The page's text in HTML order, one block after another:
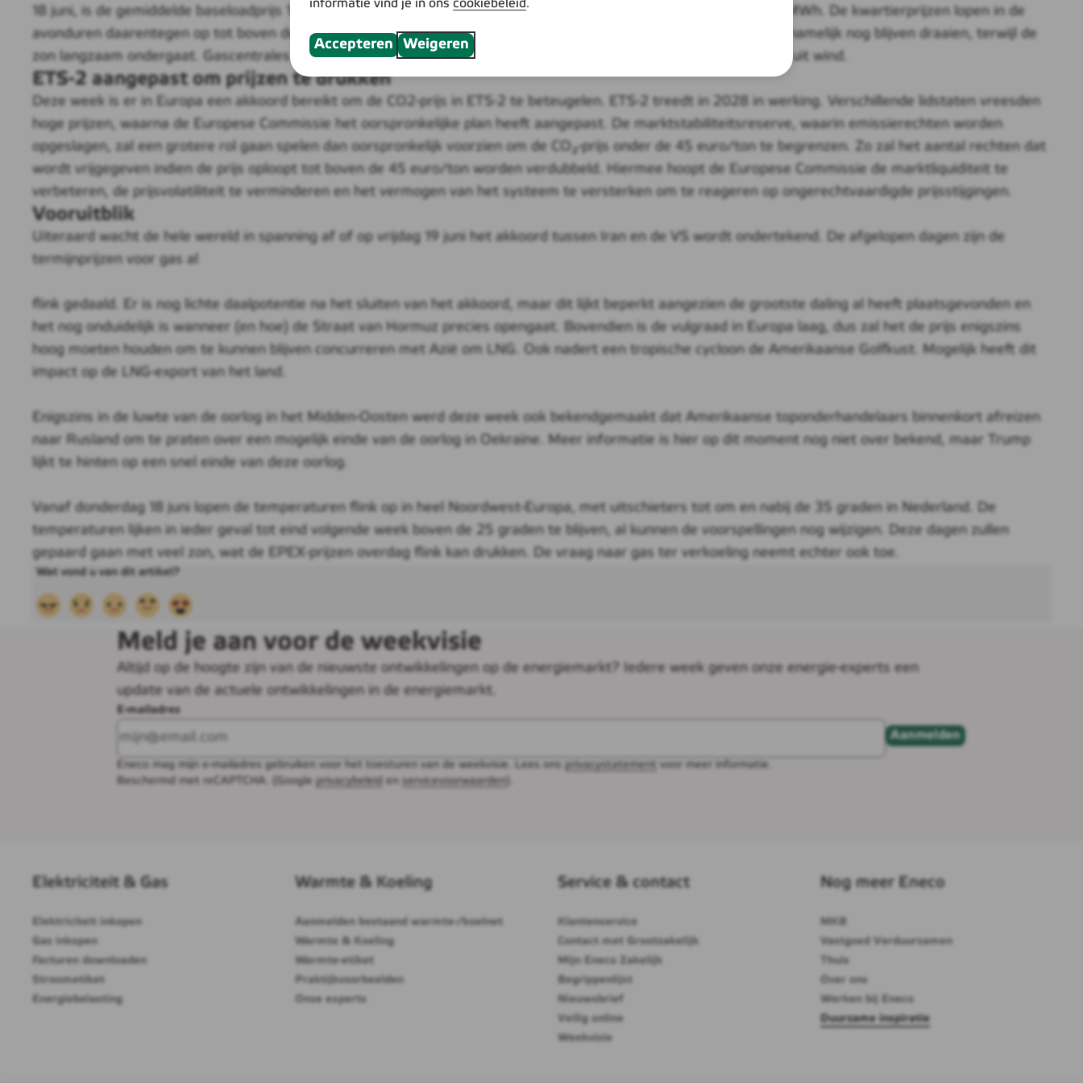
18 juni, is de gemiddelde baseloadprijs 143,63 euro/MWh. Overdag dalen de kwartierprijzen tot ongeveer 20 euro/MWh. De kwartierprijzen lopen in de
avonduren daarentegen op tot boven de 500 euro/MWh, als gevolg van de warmte. Airco’s zullen in de avonduren namelijk nog blijven draaien, terwijl de
zon langzaam ondergaat. Gascentrales zullen daarom moeten bijspringen. Tegelijkertijd is er vrijwel geen productie uit wind.
ETS-2 aangepast om prijzen te drukken
Deze week is er in Europa een akkoord bereikt om de CO2-prijs in ETS-2 te beteugelen. ETS-2 treedt in 2028 in werking. Verschillende lidstaten vreesden
hoge prijzen, waarna de Europese Commissie het oorspronkelijke plan heeft aangepast. De marktstabiliteitsreserve, waarin emissierechten worden
opgeslagen, zal een grotere rol gaan spelen dan oorspronkelijk voorzien om de CO₂-prijs onder de 45 euro/ton te begrenzen. Zo zal het aantal rechten dat
wordt vrijgegeven indien de prijs oploopt tot boven de 45 euro/ton worden verdubbeld. Hiermee hoopt de Europese Commissie de marktliquiditeit te
verbeteren, de prijsvolatiliteit te verminderen en het vermogen van het systeem te versterken om te reageren op ongerechtvaardigde prijsstijgingen.
Vooruitblik
Uiteraard wacht de hele wereld in spanning af of op vrijdag 19 juni het akkoord tussen Iran en de VS wordt ondertekend. De afgelopen dagen zijn de
termijnprijzen voor gas al
flink gedaald. Er is nog lichte daalpotentie na het sluiten van het akkoord, maar dit lijkt beperkt aangezien de grootste daling al heeft plaatsgevonden en
het nog onduidelijk is wanneer (en hoe) de Straat van Hormuz precies opengaat. Bovendien is de vulgraad in Europa laag, dus zal het de prijs enigszins
hoog moeten houden om te kunnen blijven concurreren met Azië om LNG. Ook nadert een tropische cycloon de Amerikaanse Golfkust. Mogelijk heeft dit
impact op de LNG-export van het land.
Enigszins in de luwte van de oorlog in het Midden-Oosten werd deze week ook bekendgemaakt dat Amerikaanse toponderhandelaars binnenkort afreizen
naar Rusland om te praten over een mogelijk einde van de oorlog in Oekraïne. Meer informatie is hier op dit moment nog niet over bekend, maar Trump
lijkt te hinten op een snel einde van deze oorlog.
Vanaf donderdag 18 juni lopen de temperaturen flink op in heel Noordwest-Europa, met uitschieters tot om en nabij de 35 graden in Nederland. De
temperaturen lijken in ieder geval tot eind volgende week boven de 25 graden te blijven, al kunnen de voorspellingen nog wijzigen. Deze dagen zullen
gepaard gaan met veel zon, wat de EPEX-prijzen overdag flink kan drukken. De vraag naar gas ter verkoeling neemt echter ook toe.
Meld je aan voor de weekvisie
Altijd op de hoogte zijn van de nieuwste ontwikkelingen op de energiemarkt? Iedere week geven onze energie-experts een
update van de actuele ontwikkelingen in de energiemarkt.
E-mailadres
Aanmelden
Eneco mag mijn e-mailadres gebruiken voor het toesturen van de weekvisie. Lees ons privacystatement
voor meer informatie.
Beschermd met reCAPTCHA. (Google privacybeleid en servicevoorwaarden
Elektriciteit & Gas
Elektriciteit inkopen
Gas inkopen
Facturen downloaden
Stroometiket
Energiebelasting
Warmte & Koeling
Aanmelden bestaand warmte-/koelnet
Warmte & Koeling
Warmte-etiket
Praktijkvoorbeelden
Onze experts
Service & contact
Klantenservice
Contact met Grootzakelijk
Mijn Eneco Zakelijk
Begrippenlijst
Nieuwsbrief
Veilig online
Weekvisie
Nog meer Eneco
MKB
Vastgoed Verduurzamen
Thuis
Over ons
Werken bij Eneco
Duurzame inspiratie
informatie vind je in ons cookiebeleid.
Accepteren Weigeren